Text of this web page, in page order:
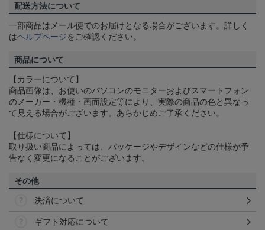
配送方法について
一部商品はメール便でのお届けとなる場合がございます。詳しく
はヘルプページをご確認ください。
商品について
【カラーについて】
商品画像は、お使いのパソコンのモニターおよびスマートフォン
のメーカー・機種・画面設定等により、実際の商品の色と異なっ
て見える場合がございます。あらかじめご了承ください。
【仕様について】
取り扱い商品によっては、パッケージやデザインなどの仕様が予
告なく変更になることがございます。
その他
決済について
ギフト対応について